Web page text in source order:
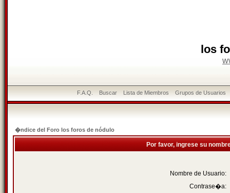
los
F.A.Q. Buscar Lista de Miembros Grupos de Usuarios
�ndice del Foro los foros de nódulo
Por favor, ingrese su
Nombre de Usuario:
Contrase�a: